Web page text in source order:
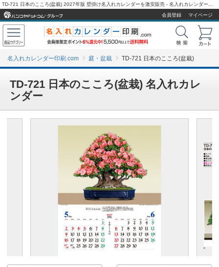
会員登録
マイページ
名入れカレンダー印刷.com 庭・盆栽 TD-721 日本のこころ(盆栽)
TD-721 日本のこころ(盆栽) 名入れカレ
ンダー